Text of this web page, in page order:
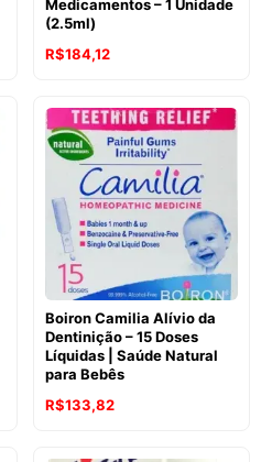
Medicamentos – 1 Unidade
(2.5ml)
R$184,12
Boiron Camilia Alívio da
Dentinição – 15 Doses
Líquidas | Saúde Natural
para Bebês
R$133,82